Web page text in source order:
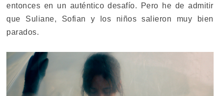
entonces en un auténtico desafío. Pero he de admitir
que Suliane, Sofian y los niños salieron muy bien
parados.